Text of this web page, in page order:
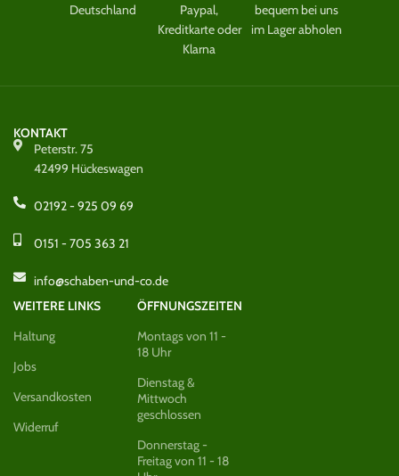
Deutschland
Paypal,
Kreditkarte oder
Klarna
bequem bei uns
im Lager abholen
KONTAKT
Peterstr. 75
42499 Hückeswagen
02192 - 925 09 69
0151 - 705 363 21
info@schaben-und-co.de
WEITERE LINKS
Haltung
Jobs
Versandkosten
Widerruf
ÖFFNUNGSZEITEN
Montags von 11 -
18 Uhr
Dienstag &
Mittwoch
geschlossen
Donnerstag -
Freitag von 11 - 18